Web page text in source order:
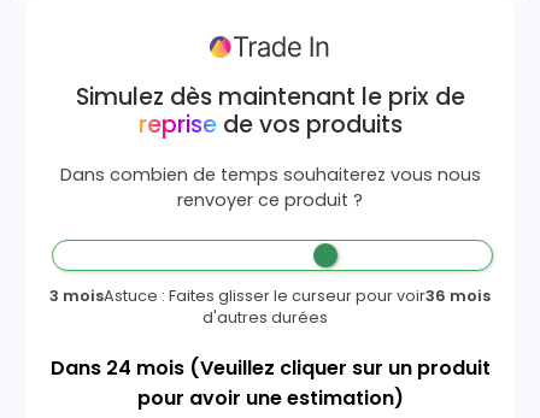
Simulez dès maintenant le prix de
reprisede vos produits
Dans combien de temps souhaiterez vous nous
renvoyer ce produit ?
3 moisAstuce : Faites glisser le curseur pour voir
d'autres durées
36 mois
Dans 24 mois (Veuillez cliquer sur un produit
pour avoir une estimation)